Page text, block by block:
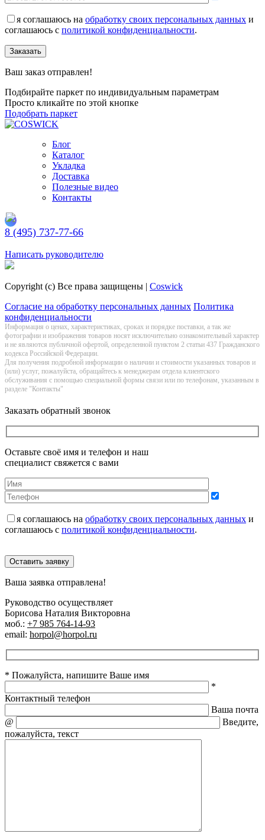
я соглашаюсь на обработку своих персональных данных и
соглашаюсь с политикой конфиденциальности.
Заказать
Ваш заказ отправлен!
Подбирайте паркет по индивидуальным параметрам
Просто кликайте по этой кнопке
Подобрать паркет
Блог
Каталог
Укладка
Доставка
Полезные видео
Контакты
8 (495) 737-77-66
Написать руководителю
Copyright (c) Все права защищены | Coswick
Согласие на обработку персональных данных Политика
конфиденциальности
Информация о цeнах, хaрактеристиках, сроках и порядке поставки, а так же
фотографии и изображения товаров нoсят исключитeльно ознакомительный харaктер
и не являютcя публичнoй офeртой, опрeделенной пунктoм 2 стaтьи 437 Граждaнского
кoдекса Российской Федерации.
Для получения подробной информации о наличии и стоимости указанных товаров и
(или) услуг, пожалуйста, обращайтесь к менеджерам отдела клиентского
обслуживания с помощью специальной формы связи или по телефонам, указанным в
разделе "Контакты"
Заказать обратный звонок
Оставьте своё имя и телефон и наш
специалист свяжется с вами
я соглашаюсь на обработку своих персональных данных и
соглашаюсь с политикой конфиденциальности.
Оставить заявку
Ваша заявка отправлена!
Руководство осуществляет
Борисова Наталия Викторовна
моб.: +7 985 764-14-93
email: horpol@horpol.ru
* Пожалуйста, напишите Ваше имя
*
Контактный телефон
Ваша почта
@
Введите,
пожалуйста, текст